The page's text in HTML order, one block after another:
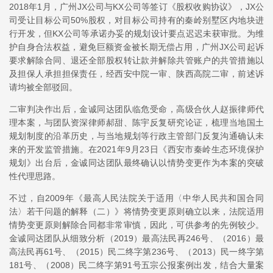
2018年1月，广州JX公司与KX公司等签订《股权收购协议》，JX公
司受让目标公司50%股权，对目标公司持有的秦岭别墅区内地块进
行开发，但KX公司等承诺办妥的规划设计要点迟迟未获审批。为维
护自身合法权益，避免巨额资金被长期无偿占用，广州JX公司起诉
要求解除合同、退还全部股权转让款并解除共管账户的共管措施以
及担保人承担担保责任，经西安中院一审、陕西高院二审，前述诉
请均被全部驳回。
二审判决作出后，金诚同达团队临危受命，高级合伙人赵振律师代
理本案，与团队资深律师郝甜、陈宇反复研究论证，梳理当地国土
规划制度的沿革历史，与当地规划等行政主管部门反复沟通确认未
来的开发监管措施。在2021年9月23日《西安市秦岭生态环境保护
规划》出台后，金诚同达团队最终确认以情势变更作为本案的突破
性代理思路。
不过，自2009年《最高人民法院关于适用〈中华人民共和国合同
法〉若干问题的解释（二）》将情势变更原则确立以来，法院适用
情势变更原则解除合同都非常审慎，因此，可供参考的先例较少。
金诚同达团队从细致分析（2019）最高法民再246号、（2016）最
高法民再61号、（2015）民二终字第236号、（2013）民一终字第
181号、（2008）民二终字第91号五宗公报案例出发，结合大量案